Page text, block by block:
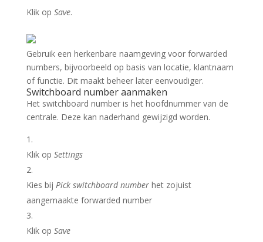
Klik op Save.
Gebruik een herkenbare naamgeving voor forwarded
numbers, bijvoorbeeld op basis van locatie, klantnaam
of functie. Dit maakt beheer later eenvoudiger.
Switchboard number aanmaken
Het switchboard number is het hoofdnummer van de
centrale. Deze kan naderhand gewijzigd worden.
Klik op Settings
Kies bij Pick switchboard numberhet zojuist
aangemaakte forwarded number
Klik op Save